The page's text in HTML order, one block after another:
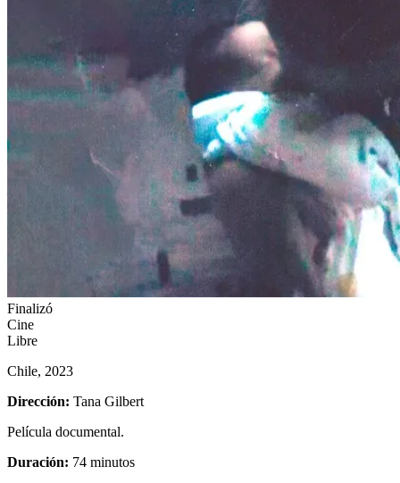
Finalizó
Cine
Libre
Chile, 2023
Dirección: Tana Gilbert
Película documental.
Duración: 74 minutos